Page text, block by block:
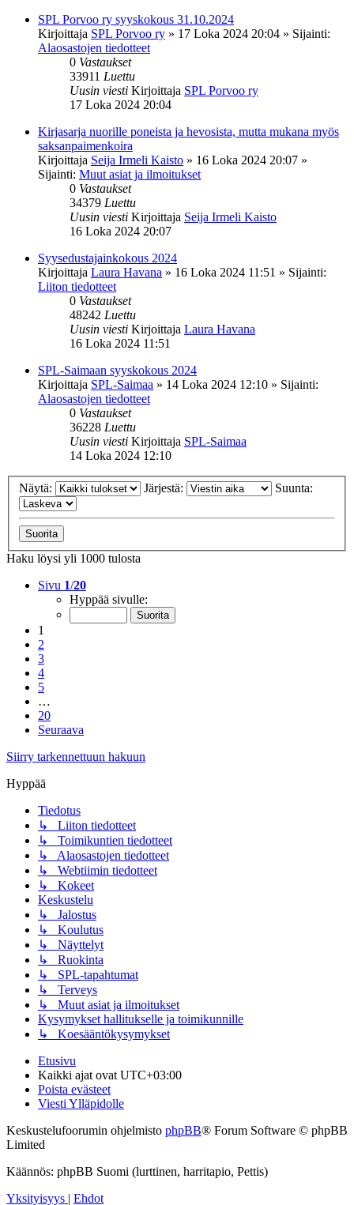
SPL Porvoo ry syyskokous 31.10.2024
Kirjoittaja SPL Porvoo ry » 17 Loka 2024 20:04 » Sijainti:
Alaosastojen tiedotteet
0 Vastaukset
33911 Luettu
Uusin viesti Kirjoittaja SPL Porvoo ry
17 Loka 2024 20:04
Kirjasarja nuorille poneista ja hevosista, mutta mukana myös
saksanpaimenkoira
Kirjoittaja Seija Irmeli Kaisto » 16 Loka 2024 20:07 »
Sijainti: Muut asiat ja ilmoitukset
0 Vastaukset
34379 Luettu
Uusin viesti Kirjoittaja Seija Irmeli Kaisto
16 Loka 2024 20:07
Syysedustajainkokous 2024
Kirjoittaja Laura Havana » 16 Loka 2024 11:51 » Sijainti:
Liiton tiedotteet
0 Vastaukset
48242 Luettu
Uusin viesti Kirjoittaja Laura Havana
16 Loka 2024 11:51
SPL-Saimaan syyskokous 2024
Kirjoittaja SPL-Saimaa » 14 Loka 2024 12:10 » Sijainti:
Alaosastojen tiedotteet
0 Vastaukset
36228 Luettu
Uusin viesti Kirjoittaja SPL-Saimaa
14 Loka 2024 12:10
Näytä: Järjestä: Suunta:
Haku löysi yli 1000 tulosta
Sivu 1/20
Hyppää sivulle:
1
2
3
4
5
…
20
Seuraava
Siirry tarkennettuun hakuun
Hyppää
Tiedotus
↳ Liiton tiedotteet
↳ Toimikuntien tiedotteet
↳ Alaosastojen tiedotteet
↳ Webtiimin tiedotteet
↳ Kokeet
Keskustelu
↳ Jalostus
↳ Koulutus
↳ Näyttelyt
↳ Ruokinta
↳ SPL-tapahtumat
↳ Terveys
↳ Muut asiat ja ilmoitukset
Kysymykset hallitukselle ja toimikunnille
↳ Koesääntökysymykset
Etusivu
Kaikki ajat ovatUTC+03:00
Poista evästeet
Viesti Ylläpidolle
Keskustelufoorumin ohjelmisto phpBB® Forum Software © phpBB
Limited
Käännös: phpBB Suomi (lurttinen, harritapio, Pettis)
Yksityisyys
Ehdot